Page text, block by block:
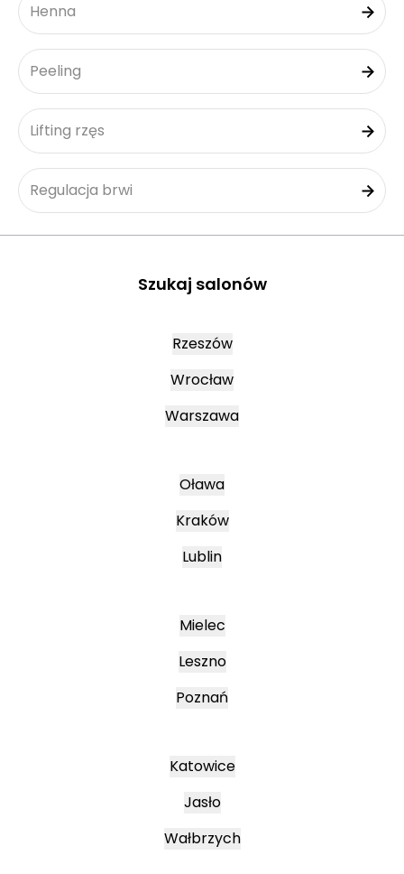
Henna
Peeling
Lifting rzęs
Regulacja brwi
Szukaj salonów
Rzeszów
Wrocław
Warszawa
Oława
Kraków
Lublin
Mielec
Leszno
Poznań
Katowice
Jasło
Wałbrzych